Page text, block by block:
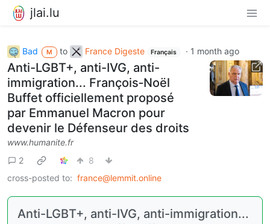
jlai.lu
Bad M to France Digeste Français · 1 month ago
Anti-LGBT+, anti-IVG, anti-
immigration... François‑Noël
Buffet officiellement proposé
par Emmanuel Macron pour
devenir le Défenseur des droits
www.humanite.fr
2
8
cross-posted to: france@lemmit.online
Anti-LGBT+, anti-IVG, anti-immigration...